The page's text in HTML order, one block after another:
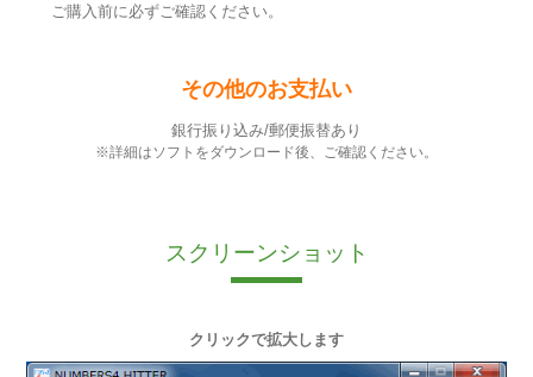
ご購入前に必ずご確認ください。
その他のお支払い
銀行振り込み/郵便振替あり
※詳細はソフトをダウンロード後、ご確認ください。
スクリーンショット
クリックで拡大します